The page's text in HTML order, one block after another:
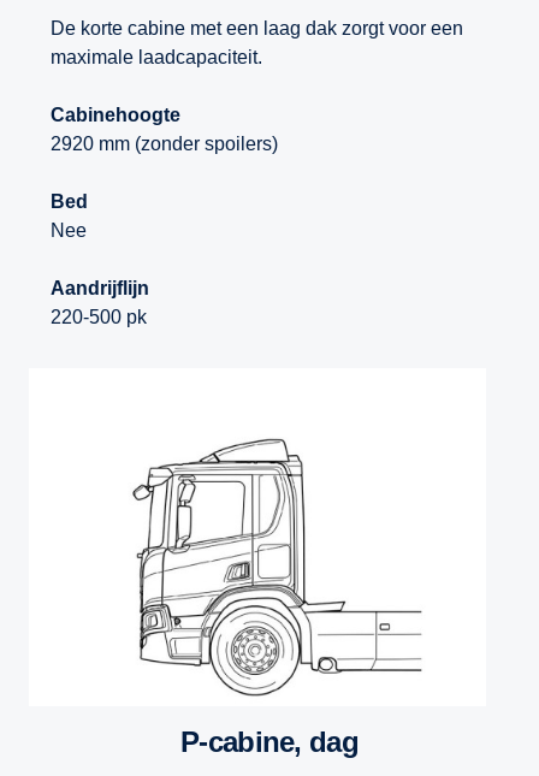
De korte cabine met een laag dak zorgt voor een
maximale laadcapaciteit.
Cabinehoogte
2920 mm (zonder spoilers)
Bed
Nee
Aandrijflijn
220-500 pk
P-cabine, dag